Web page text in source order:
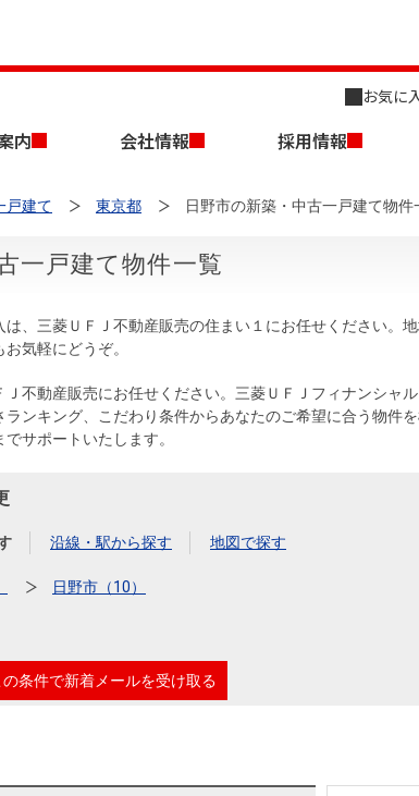
お気に
内 会社情報 採用情報
新築・中古一戸建てを探す
住宅ローンシミュレーション
売却相談
周辺相場検索
組織図
戸建て 東京都 日野市の新築・中古一戸建て物件
一戸建て物件一覧
は、三菱ＵＦＪ不動産販売の住まい１にお任せください。
気軽にどうぞ。
不動産販売にお任せください。三菱ＵＦＪフィナンシャ
ランキング、こだわり条件からあなたのご希望に合う物件
サポートいたします。
沿線・駅から探す 地図で探す
日野市（10）
の条件で新着メールを受け取る